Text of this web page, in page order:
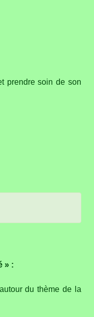
prendre soin de son
» :
du thème de la